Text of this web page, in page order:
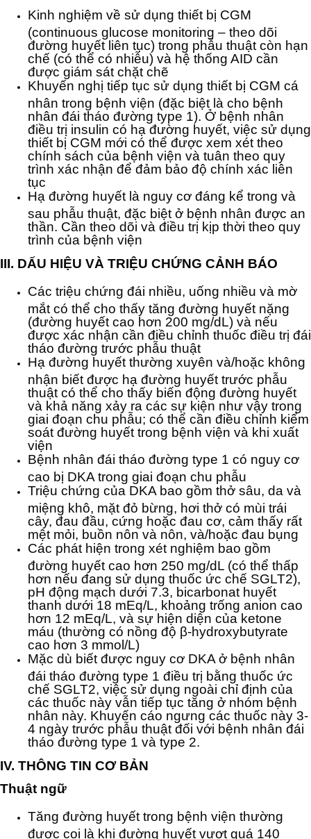
Kinh nghiệm về sử dụng thiết bị CGM
(continuous glucose monitoring – theo dõi
đường huyết liên tục) trong phẫu thuật còn hạn
chế (có thể có nhiễu) và hệ thống AID cần
được giám sát chặt chẽ
Khuyến nghị tiếp tục sử dụng thiết bị CGM cá
nhân trong bệnh viện (đặc biệt là cho bệnh
nhân đái tháo đường type 1). Ở bệnh nhân
điều trị insulin có hạ đường huyết, việc sử dụng
thiết bị CGM mới có thể được xem xét theo
chính sách của bệnh viện và tuân theo quy
trình xác nhận để đảm bảo độ chính xác liên
tục
Hạ đường huyết là nguy cơ đáng kể trong và
sau phẫu thuật, đặc biệt ở bệnh nhân được an
thần. Cần theo dõi và điều trị kịp thời theo quy
trình của bệnh viện
III. DẤU HIỆU VÀ TRIỆU CHỨNG CẢNH BÁO
Các triệu chứng đái nhiều, uống nhiều và mờ
mắt có thể cho thấy tăng đường huyết nặng
(đường huyết cao hơn 200 mg/dL) và nếu
được xác nhận cần điều chỉnh thuốc điều trị đái
tháo đường trước phẫu thuật
Hạ đường huyết thường xuyên và/hoặc không
nhận biết được hạ đường huyết trước phẫu
thuật có thể cho thấy biến động đường huyết
và khả năng xảy ra các sự kiện như vậy trong
giai đoạn chu phẫu; có thể cần điều chỉnh kiểm
soát đường huyết trong bệnh viện và khi xuất
viện
Bệnh nhân đái tháo đường type 1 có nguy cơ
cao bị DKA trong giai đoạn chu phẫu
Triệu chứng của DKA bao gồm thở sâu, da và
miệng khô, mặt đỏ bừng, hơi thở có mùi trái
cây, đau đầu, cứng hoặc đau cơ, cảm thấy rất
mệt mỏi, buồn nôn và nôn, và/hoặc đau bụng
Các phát hiện trong xét nghiệm bao gồm
đường huyết cao hơn 250 mg/dL (có thể thấp
hơn nếu đang sử dụng thuốc ức chế SGLT2),
pH động mạch dưới 7.3, bicarbonat huyết
thanh dưới 18 mEq/L, khoảng trống anion cao
hơn 12 mEq/L, và sự hiện diện của ketone
máu (thường có nồng độ β-hydroxybutyrate
cao hơn 3 mmol/L)
Mặc dù biết được nguy cơ DKA ở bệnh nhân
đái tháo đường type 1 điều trị bằng thuốc ức
chế SGLT2, việc sử dụng ngoài chỉ định của
các thuốc này vẫn tiếp tục tăng ở nhóm bệnh
nhân này. Khuyến cáo ngưng các thuốc này 3-
4 ngày trước phẫu thuật đối với bệnh nhân đái
tháo đường type 1 và type 2.
IV. THÔNG TIN CƠ BẢN
Thuật ngữ
Tăng đường huyết trong bệnh viện thường
được coi là khi đường huyết vượt quá 140